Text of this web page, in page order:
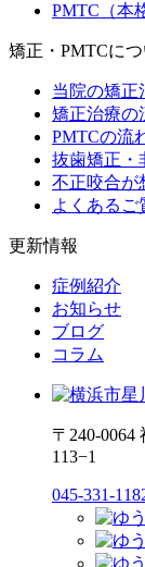
PMTC（本
矯正・PMTCにつ
当院の矯正
矯正治療の
PMTCの流
抜歯矯正・
不正咬合が
よくあるご
更新情報
症例紹介
お知らせ
ブログ
コラム
〒240-
113−1
045-331-